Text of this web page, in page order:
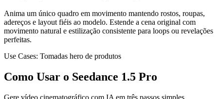
Anima um único quadro em movimento mantendo rostos, roupas,
adereços e layout fiéis ao modelo. Estende a cena original com
movimento natural e estilização consistente para loops ou revelações
perfeitas.
Use Cases: Tomadas hero de produtos
Como Usar o Seedance 1.5 Pro
Gere vídeo cinematográfico com IA em três passos simples